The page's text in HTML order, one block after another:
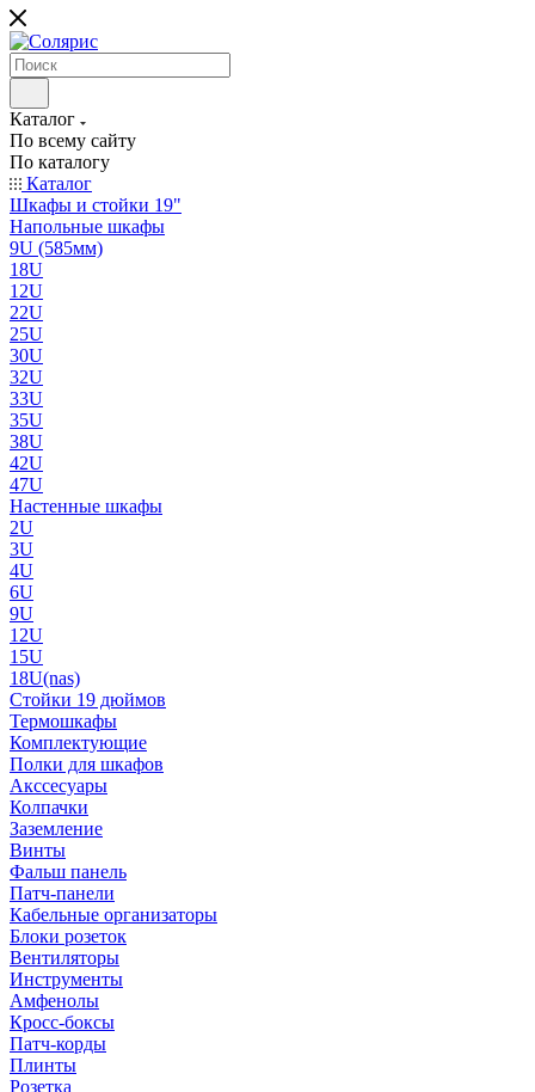
Каталог
По всему сайту
По каталогу
Каталог
Шкафы и стойки 19"
Напольные шкафы
9U (585мм)
18U
12U
22U
25U
30U
32U
33U
35U
38U
42U
47U
Настенные шкафы
2U
3U
4U
6U
9U
12U
15U
18U(nas)
Стойки 19 дюймов
Термошкафы
Комплектующие
Полки для шкафов
Акссесуары
Колпачки
Заземление
Винты
Фальш панель
Патч-панели
Кабельные организаторы
Блоки розеток
Вентиляторы
Инструменты
Амфенолы
Кросс-боксы
Патч-корды
Плинты
Розетка